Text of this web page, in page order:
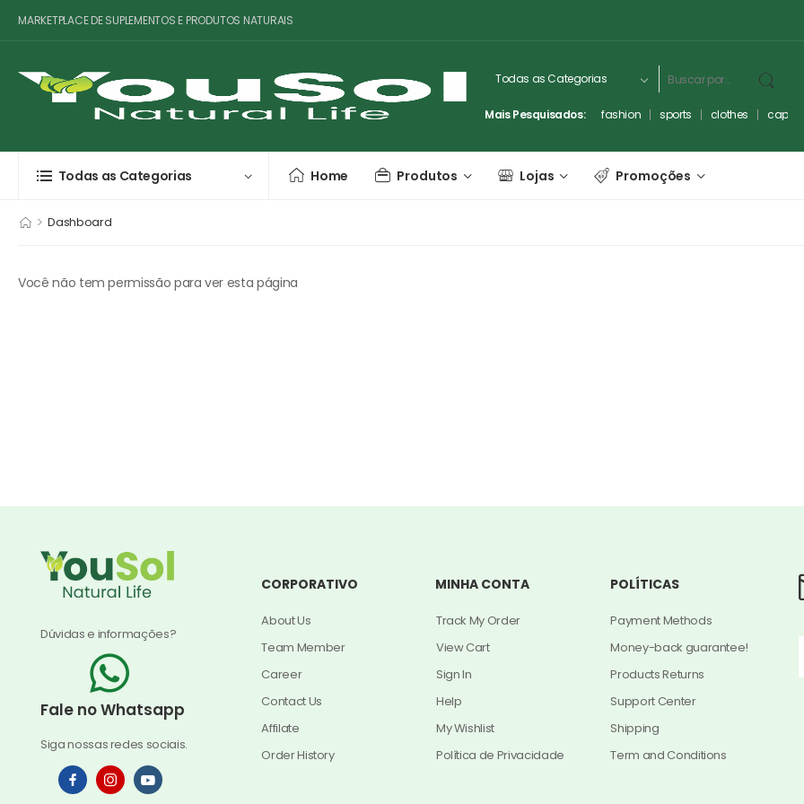
MARKETPLACE DE SUPLEMENTOS E PRODUTOS NATURAIS
Mais Pesquisados: fashion sports clothes
Todas as Categorias Home Produtos Lojas Promoções
> Dashboard
Você não tem permissão para ver esta página
Dúvidas e informações?
Fale no Whatsapp
Siga nossas redes sociais.
CORPORATIVO
About Us
Team Member
Career
Contact Us
Affilate
Order History
MINHA CONTA
Track My Order
View Cart
Sign In
Help
My Wishlist
Política de Privacidade
POLÍTICAS
Payment Methods
Money-back guarantee!
Products Returns
Support Center
Shipping
Term and Conditions